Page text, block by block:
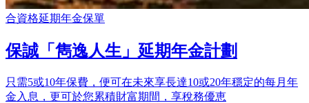
合資格延期年金保單
保誠「雋逸人生」延期年金計劃
只需5或10年保費，便可在未來享長達10或20年穩定的每月年
金入息，更可於您累積財富期間，享稅務優恵